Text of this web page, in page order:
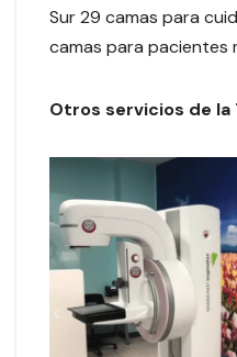
Sur 29 camas para
camas para pacientes
Otros servicios de la